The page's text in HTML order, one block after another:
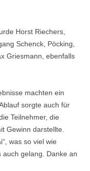
Horst Riechers,
Schenck, Pöcking,
Griesmann, ebenfalls
machten ein
sorgte auch für
Teilnehmer, die
Gewinn darstellte.
was so viel wie
auch gelang. Danke an